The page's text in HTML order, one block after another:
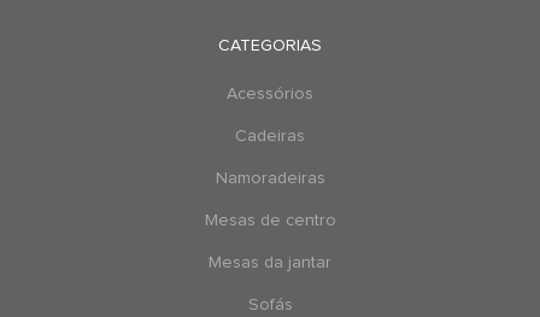
CATEGORIAS
Acessórios
Cadeiras
Namoradeiras
Mesas de centro
Mesas da jantar
Sofás